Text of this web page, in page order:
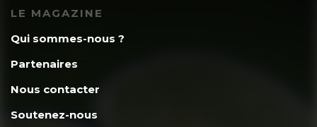
LE MAGAZINE
Qui sommes-nous ?
Partenaires
Nous contacter
Soutenez-nous